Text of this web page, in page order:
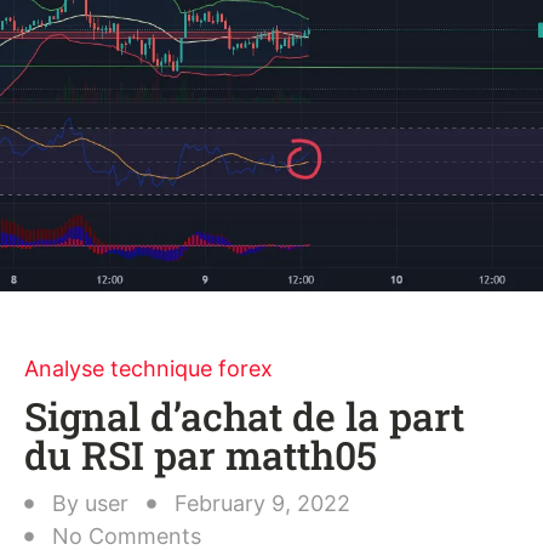
Analyse technique forex
Signal d’achat de la part
du RSI par matth05
By user
February 9, 2022
No Comments